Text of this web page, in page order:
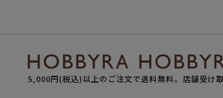
5,000円(税込)以上のご注文で送料無料。店舗受け